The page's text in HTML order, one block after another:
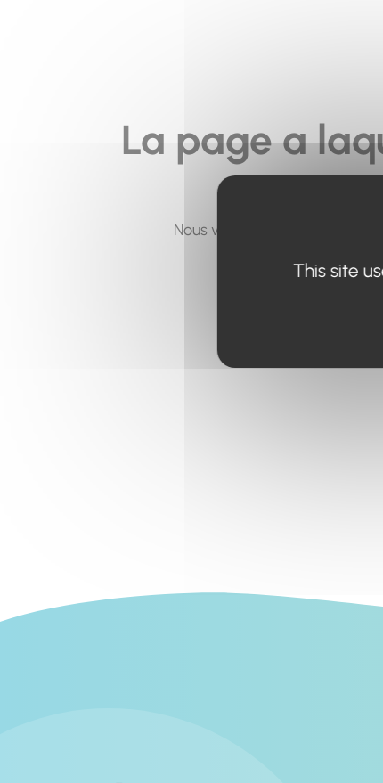
La page a
Nous vous invitons à utiliser
This site